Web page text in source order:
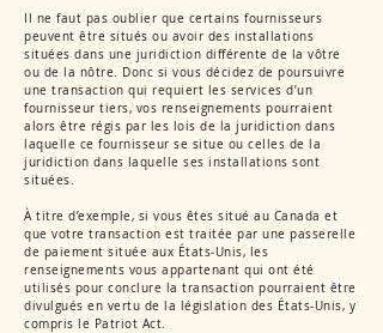
Il ne faut pas oublier que certains fournisseurs
peuvent être situés ou avoir des installations
situées dans une juridiction différente de la vôtre
ou de la nôtre. Donc si vous décidez de poursuivre
une transaction qui requiert les services d’un
fournisseur tiers, vos renseignements pourraient
alors être régis par les lois de la juridiction dans
laquelle ce fournisseur se situe ou celles de la
juridiction dans laquelle ses installations sont
situées.
À titre d’exemple, si vous êtes situé au Canada et
que votre transaction est traitée par une passerelle
de paiement située aux États-Unis, les
renseignements vous appartenant qui ont été
utilisés pour conclure la transaction pourraient être
divulgués en vertu de la législation des États-Unis, y
compris le Patriot Act.